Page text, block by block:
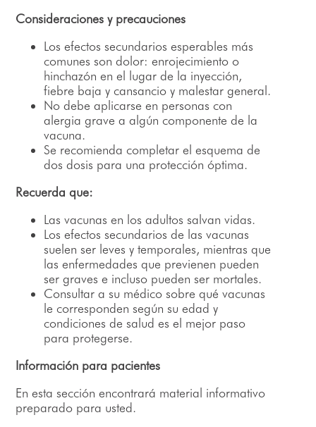
Consideraciones y precauciones
Los efectos secundarios esperables más
comunes son dolor: enrojecimiento o
hinchazón en el lugar de la inyección,
fiebre baja y cansancio y malestar general.
No debe aplicarse en personas con
alergia grave a algún componente de la
vacuna.
Se recomienda completar el esquema de
dos dosis para una protección óptima.
Recuerda que:
Las vacunas en los adultos salvan vidas.
Los efectos secundarios de las vacunas
suelen ser leves y temporales, mientras que
las enfermedades que previenen pueden
ser graves e incluso pueden ser mortales.
Consultar a su médico sobre qué vacunas
le corresponden según su edad y
condiciones de salud es el mejor paso
para protegerse.
Información para pacientes
En esta sección encontrará material informativo
preparado para usted.